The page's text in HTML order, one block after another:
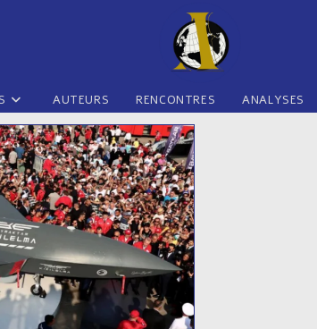
AUTEURS RENCONTRES ANALYSES